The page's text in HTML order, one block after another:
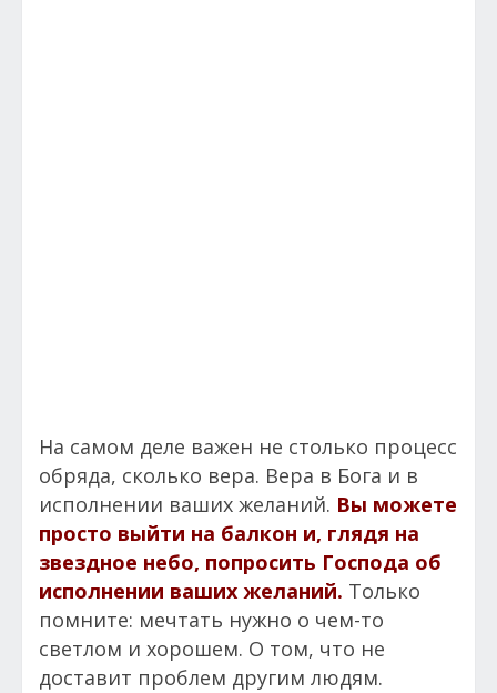
На самом деле важен не столько процесс
обряда, сколько вера. Вера в Бога и в
исполнении ваших желаний. Вы можете
просто выйти на балкон и, глядя на
звездное небо, попросить Господа об
исполнении ваших желаний. Только
помните: мечтать нужно о чем-то
светлом и хорошем. О том, что не
доставит проблем другим людям.